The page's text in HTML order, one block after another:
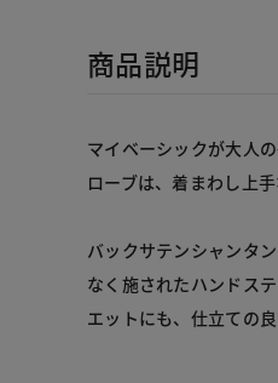
商品説明
マイベーシックが大人
ローブは、着まわし上
バックサテンシャンタ
なく施されたハンドス
エットにも、仕立ての良